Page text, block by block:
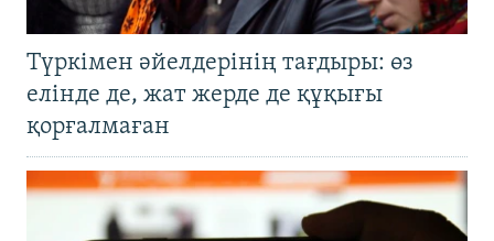
Түркімен әйелдерінің тағдыры: өз
елінде де, жат жерде де құқығы
қорғалмаған